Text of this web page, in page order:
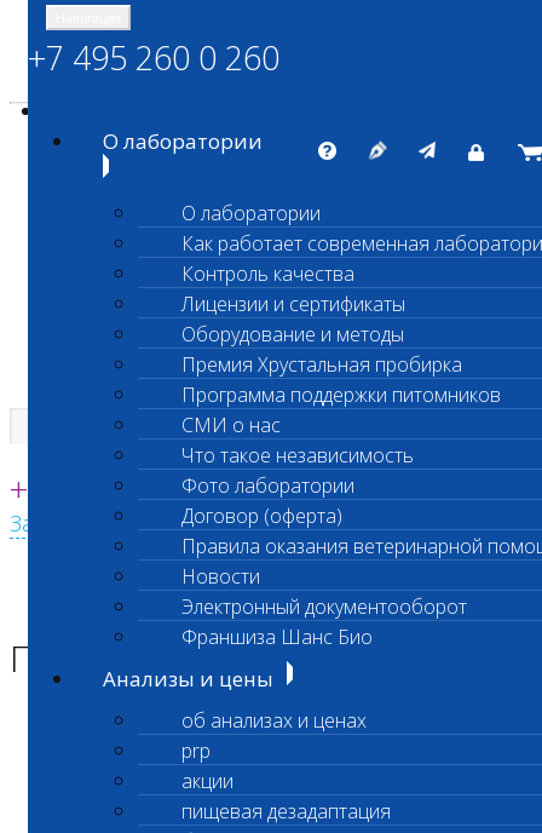
ШАНС БИО
Независимая ветеринарная лаборатория
Единая круглосуточная справочная
+7 495 260 0 260
Заказать звонок с сайта
+7 495 260 0 260
О лаборатории
О лаборатории
Как работает современная
Контроль качества
Лицензии и сертификаты
Оборудование и методы
Премия Хрустальная пробирка
Программа поддержки питомников
СМИ о нас
Что такое независимость
Фото лаборатории
Договор (оферта)
Правила оказания ветеринарной
Новости
Электронный документооборот
Франшиза Шанс Био
Анализы и цены
об анализах и ценах
prp
акции
пищевая дезадаптация
Главная страница
Прием материала
Прием материала
Уважаемые Клиенты!